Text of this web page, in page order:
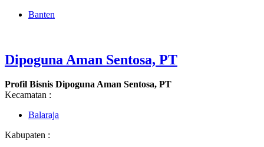
Banten
Dipoguna Aman Sentosa, PT
Profil Bisnis Dipoguna Aman Sentosa, PT
Kecamatan :
Balaraja
Kabupaten :